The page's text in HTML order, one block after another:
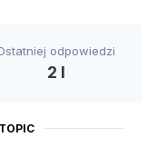
odpowiedzi
2 l